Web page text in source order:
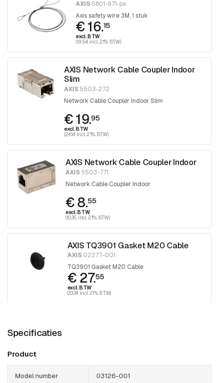
AXIS 5801-971-ps
Axis safety wire 3M, 1 stuk
€ 16.15
excl. BTW
(19.54 incl. 21% BTW)
AXIS Network Cable Coupler Indoor
Slim
AXIS 5503-272
Network Cable Coupler Indoor Slim
€ 19.95
excl. BTW
(24.14 incl. 21% BTW)
AXIS Network Cable Coupler Indoor
AXIS 5503-771
Network Cable Coupler Indoor
€ 8.55
excl. BTW
(10.35 incl. 21% BTW)
AXIS TQ3901 Gasket M20 Cable
AXIS02277-001
TQ3901 Gasket M20 Cable
€ 27.55
excl. BTW
(33.34 incl. 21% BTW)
Specificaties
Product
Model number 03126-001